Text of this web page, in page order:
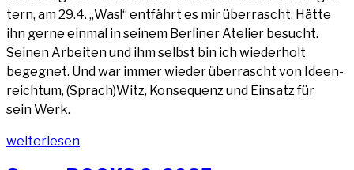
tern, am 29.4. „Was!“ ent­fährt es mir über­rascht. Hät­te
ihn ger­ne ein­mal in sei­nem Ber­li­ner Ate­lier besucht.
Sei­nen Arbei­ten und ihm selbst bin ich wie­der­holt
begeg­net. Und war immer wie­der über­rascht von Ideen­
reich­tum, (Sprach)Witz, Kon­se­quenz und Ein­satz für
sein Werk.
„Jour­
wei­ter­le­sen